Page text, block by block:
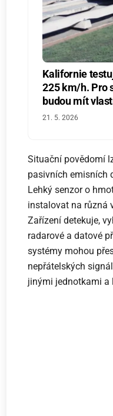
Kalifornie
225 km/h. Pro
budou mít
21. 5. 2026
Situační povědomí
pasivních emisních
Lehký senzor o
instalovat na různá
Zařízení detekuje,
radarové a datové
systémy mohou
nepřátelských
jinými jednotkami a